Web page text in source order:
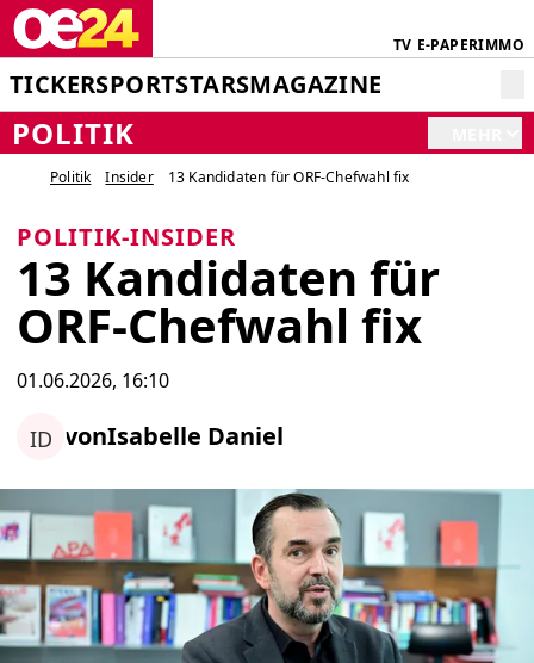
TV E-PAPERIMMO
TICKERSPORTSTARSMAGAZINE
POLITIK
Politik Insider 13 Kandidaten für ORF-Chefwahl fix
POLITIK-INSIDER
13 Kandidaten für
ORF-Chefwahl fix
01.06.2026, 16:10
ID vonIsabelle Daniel